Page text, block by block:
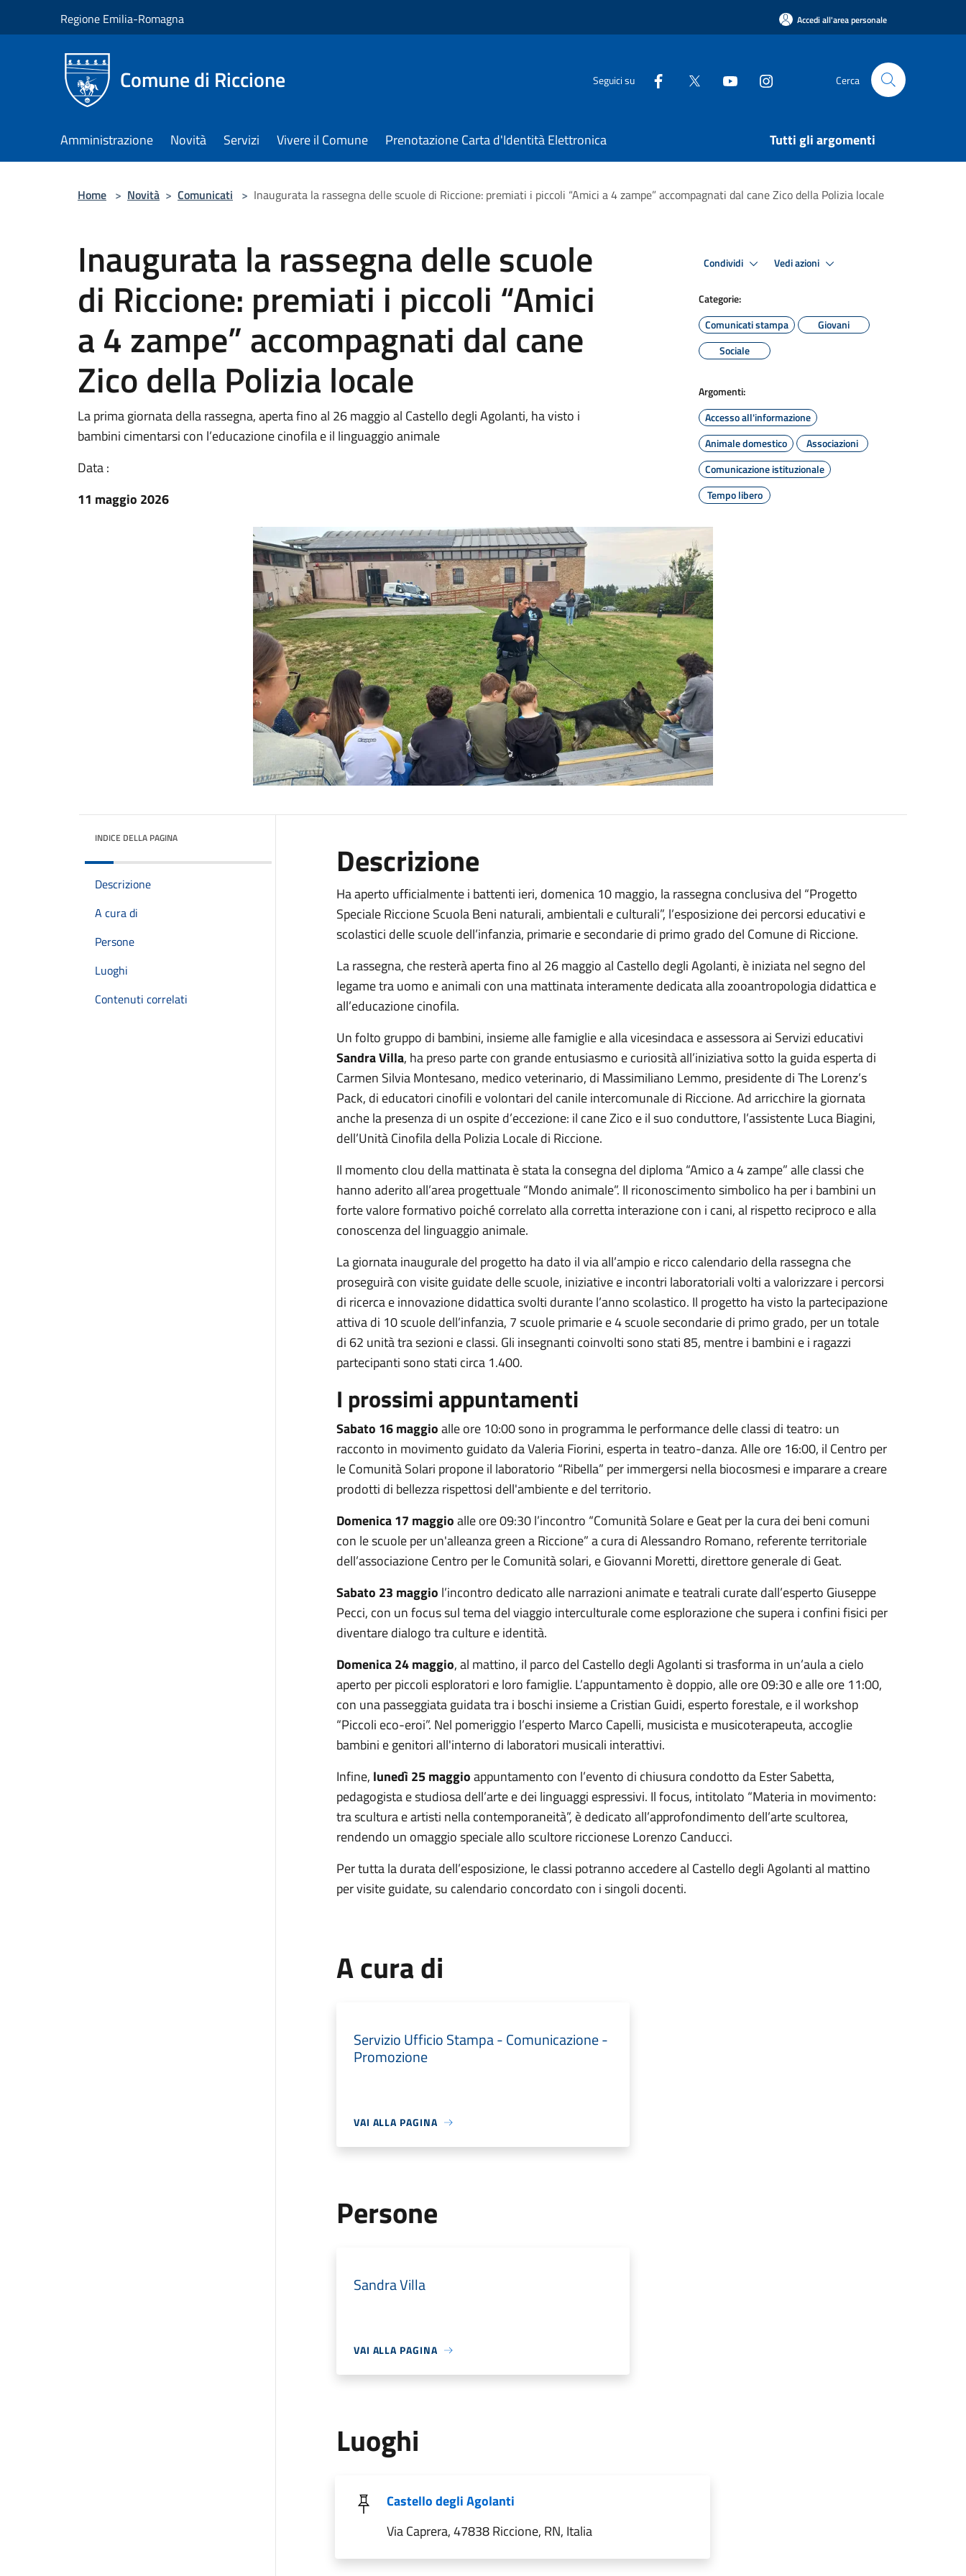
Regione Emilia-Romagna Accedi all'area personale
Comune di Riccione Seguici su Cerca
Amministrazione Novità Servizi Vivere il Comune Prenotazione Carta d'Identità Elettronica Tutti gli argomenti
Home > Novità > Comunicati > Inaugurata la rassegna delle scuole di Riccione: premiati i piccoli “Amici a 4 zampe” accompagnati dal cane Zico della Polizia locale
Inaugurata la rassegna delle scuole
di Riccione: premiati i piccoli “Amici
a 4 zampe” accompagnati dal cane
Zico della Polizia locale
La prima giornata della rassegna, aperta fino al 26 maggio al Castello degli Agolanti, ha visto i
bambini cimentarsi con l’educazione cinofila e il linguaggio animale
Data :
11 maggio 2026
Condividi Vedi azioni
Categorie:
Comunicati stampa
Giovani
Sociale
Argomenti:
Accesso all'informazione
Animale domestico
Associazioni
Comunicazione istituzionale
Tempo libero
INDICE DELLA PAGINA
Descrizione
A cura di
Persone
Luoghi
Contenuti correlati
Descrizione
Ha aperto ufficialmente i battenti ieri, domenica 10 maggio, la rassegna conclusiva del “Progetto
Speciale Riccione Scuola Beni naturali, ambientali e culturali”, l’esposizione dei percorsi educativi e
scolastici delle scuole dell’infanzia, primarie e secondarie di primo grado del Comune di Riccione.
La rassegna, che resterà aperta fino al 26 maggioal Castello degli Agolanti, è iniziata nel segno del
legame tra uomo e animali con una mattinata interamente dedicata alla zooantropologia didattica e
all’educazione cinofila.
Un folto gruppo di bambini, insieme alle famiglie e alla vicesindaca e assessora ai Servizi educativi
Sandra Villa, ha preso parte con grande entusiasmo e curiosità all’iniziativa sotto la guida esperta di
Carmen Silvia Montesano, medico veterinario, di Massimiliano Lemmo, presidente di The Lorenz’s
Pack, di educatori cinofili e volontari del canile intercomunale di Riccione. Ad arricchire la giornata
anche la presenza di un ospite d’eccezione: il cane Zico e il suo conduttore, l’assistente Luca Biagini,
dell’Unità Cinofila della Polizia Locale di Riccione.
Il momento clou della mattinata è stata la consegna del diploma “Amico a 4 zampe” alle classi che
hanno aderito all’area progettuale “Mondo animale”. Il riconoscimento simbolico ha per i bambini un
forte valore formativo poiché correlato alla corretta interazione con i cani, al rispetto reciproco e alla
conoscenza del linguaggio animale.
La giornata inaugurale del progetto ha dato il via all’ampio e ricco calendario della rassegna che
proseguirà con visite guidate delle scuole, iniziative e incontri laboratoriali volti a valorizzare i percorsi
di ricerca e innovazione didattica svolti durante l’anno scolastico. Il progetto ha visto la partecipazione
attiva di 10 scuole dell’infanzia, 7 scuole primarie e 4 scuole secondarie di primo grado, per un totale
di 62 unità tra sezioni e classi. Gli insegnanti coinvolti sono stati 85, mentre i bambini e i ragazzi
partecipanti sono stati circa 1.400.
I prossimi appuntamenti
Sabato 16 maggioalle ore 10:00sono in programma le performance delle classi di teatro: un
racconto in movimento guidato da Valeria Fiorini, esperta in teatro-danza. Alle ore 16:00, il Centro per
le Comunità Solari propone il laboratorio “Ribella” per immergersi nella biocosmesi e imparare a creare
prodotti di bellezza rispettosi dell'ambiente e del territorio.
Domenica17 maggioalle ore09:30l’incontro “Comunità Solare e Geat per la cura dei beni comuni
con le scuole per un'alleanza green a Riccione” a cura di Alessandro Romano, referente territoriale
dell’associazione Centro per le Comunità solari, e Giovanni Moretti, direttore generale di Geat.
Sabato 23 maggio l’incontro dedicato alle narrazioni animate e teatrali curate dall’esperto Giuseppe
Pecci, con un focus sul tema del viaggio interculturale come esplorazione che supera i confini fisici per
diventare dialogo tra culture e identità.
Domenica24 maggio, al mattino, il parco del Castello degli Agolanti si trasforma in un’aula a cielo
aperto per piccoli esploratori e loro famiglie. L’appuntamento è doppio, alle ore09:30e alle ore 11:00,
con una passeggiata guidata tra i boschi insieme a Cristian Guidi, esperto forestale, e il workshop
“Piccoli eco-eroi”. Nel pomeriggio l’esperto Marco Capelli, musicista e musicoterapeuta, accoglie
bambini e genitori all'interno di laboratori musicali interattivi.
Infine, lunedì 25 maggioappuntamento con l’evento di chiusura condotto da Ester Sabetta,
pedagogista e studiosa dell’arte e dei linguaggi espressivi. Il focus, intitolato “Materia in movimento:
tra scultura e artisti nella contemporaneità”, è dedicato all’approfondimento dell’arte scultorea,
rendendo un omaggio speciale allo scultore riccionese Lorenzo Canducci.
Per tutta la durata dell’esposizione, le classi potranno accedere al Castello degli Agolanti al mattino
per visite guidate, su calendario concordato con i singoli docenti.
A cura di
Servizio Ufficio Stampa - Comunicazione -
Promozione
VAI ALLA PAGINA
Persone
Sandra Villa
VAI ALLA PAGINA
Luoghi
Castello degli Agolanti
Via Caprera, 47838 Riccione, RN, Italia